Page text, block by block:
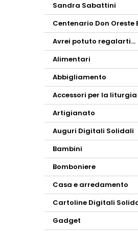
Sandra Sabattini
Centenario Don Oreste
Avrei potuto regalarti...
Alimentari
Abbigliamento
Accessori per la liturgia
Artigianato
Auguri Digitali Solidali
Bambini
Bomboniere
Casa e arredamento
Cartoline Digitali
Gadget